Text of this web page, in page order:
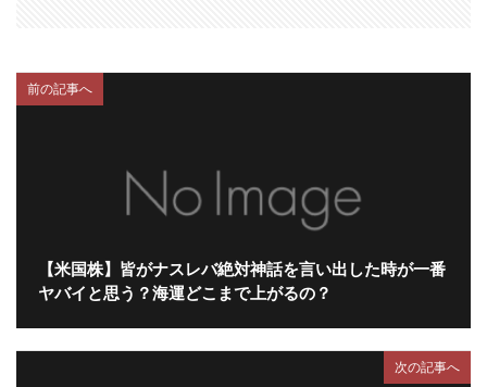
前の記事へ
【米国株】皆がナスレバ絶対神話を言い出した時が一番
ヤバイと思う？海運どこまで上がるの？
次の記事へ